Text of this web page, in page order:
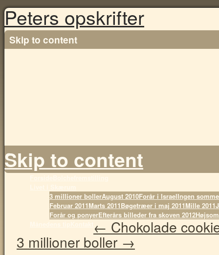
Peters opskrifter
Skip to content
Skip to content
3 millioner bollerAugust 2010Forår i IsraelIngen
Februar 2011Marts 2011Bøgetræer i maj 2011Mille 2011
Forår og ponyerEfterårs billeder fra skoven 2012
← Chokolade
3 millioner boller →